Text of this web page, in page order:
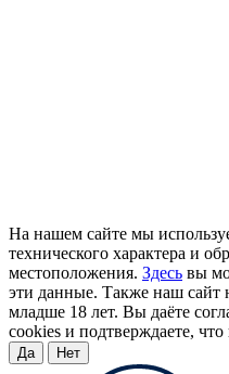
На нашем сайте мы
технического характера и
местоположения. Здесь вы
эти данные. Также наш сайт
младше 18 лет. Вы даёте
cookies и подтверждаете,
Да Нет